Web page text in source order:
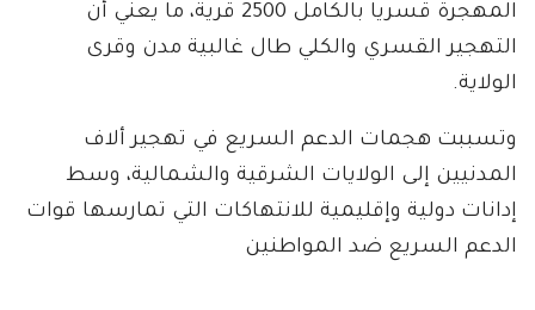
المهجرة قسريا بالكامل 2500 قرية، ما يعني أن
التهجير القسري والكلي طال غالبية مدن وقرى
الولاية.
وتسببت هجمات الدعم السريع في تهجير ألاف
المدنيين إلى الولايات الشرقية والشمالية، وسط
إدانات دولية وإقليمية للانتهاكات التي تمارسها قوات
الدعم السريع ضد المواطنين